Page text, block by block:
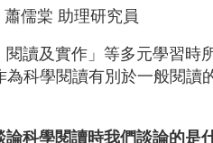
儒棠 助理研究員
及實作」等多元學習時
為科學閱讀有別於一般閱
論科學閱讀時我們談論的是